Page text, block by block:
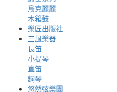
烏克麗麗
木箱鼓
樂匠出版社
三風樂器
長笛
小提琴
直笛
鋼琴
悠然弦樂團